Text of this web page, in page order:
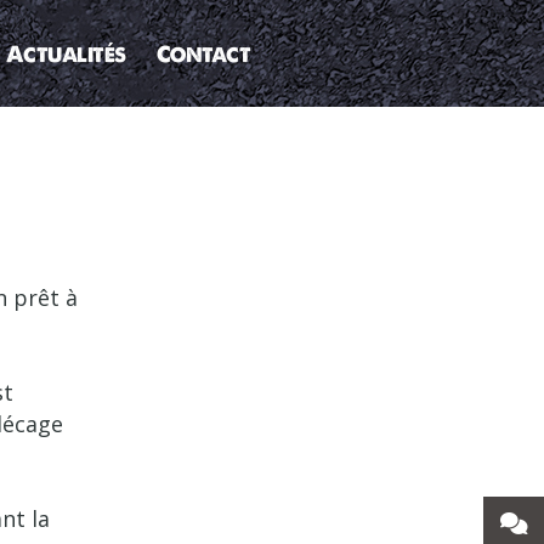
Actualités Contact
prêt à
la